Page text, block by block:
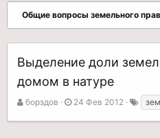
Общие вопросы земельного
Выделение доли
домом в натуре
А
борздов
Д
24 Фев 2012